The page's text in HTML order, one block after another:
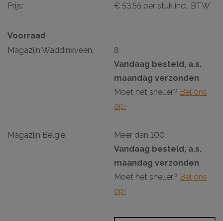
Prijs:
€ 53,55 per stuk incl. BTW
Voorraad
Magazijn Waddinxveen:
8
Vandaag besteld, a.s.
maandag verzonden
Moet het sneller? Bel ons
op!
Magazijn België:
Meer dan 100
Vandaag besteld, a.s.
maandag verzonden
Moet het sneller? Bel ons
op!